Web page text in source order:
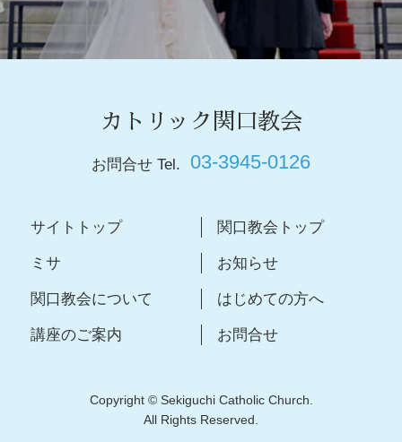
カトリック関口教会
お問合せ Tel. 03-3945-0126
サイトトップ 関口教会トップ
ミサ お知らせ
関口教会について はじめての方へ
講座のご案内 お問合せ
Copyright © Sekiguchi Catholic Church.
All Rights Reserved.